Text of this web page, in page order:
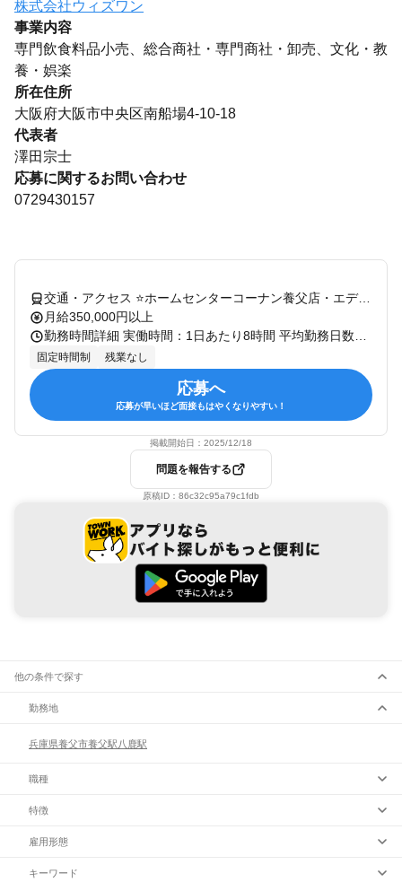
株式会社ウィズワン
事業内容
専門飲食料品小売、総合商社・専門商社・卸売、文化・教
養・娯楽
所在住所
大阪府大阪市中央区南船場4-10-18
代表者
澤田宗士
応募に関するお問い合わせ
0729430157
交通・アクセス ⭐ホームセンターコーナン養父店・エディオン養父店近く⭐車通勤OK
月給350,000円以上
固定時間制 残業なし
応募へ
応募が早いほど面接もはやくなりやすい！
掲載開始日： 2025/12/18
問題を報告する
原稿ID： 86c32c95a79c1fdb
他の条件で探す
勤務地
兵庫県養父市養父駅 八鹿駅
職種
特徴
雇用形態
キーワード